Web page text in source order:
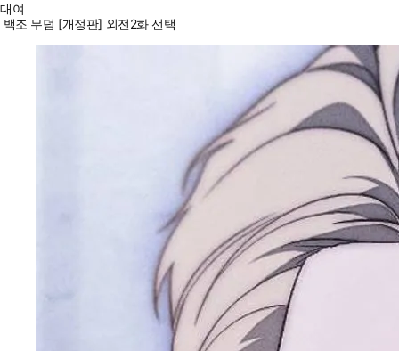
대여
백조 무덤 [개정판] 외전2화 선택